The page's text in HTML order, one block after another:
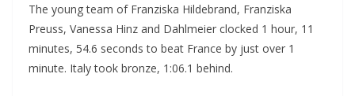
The young team of Franziska Hildebrand, Franziska
Preuss, Vanessa Hinz and Dahlmeier clocked 1 hour, 11
minutes, 54.6 seconds to beat France by just over 1
minute. Italy took bronze, 1:06.1 behind.